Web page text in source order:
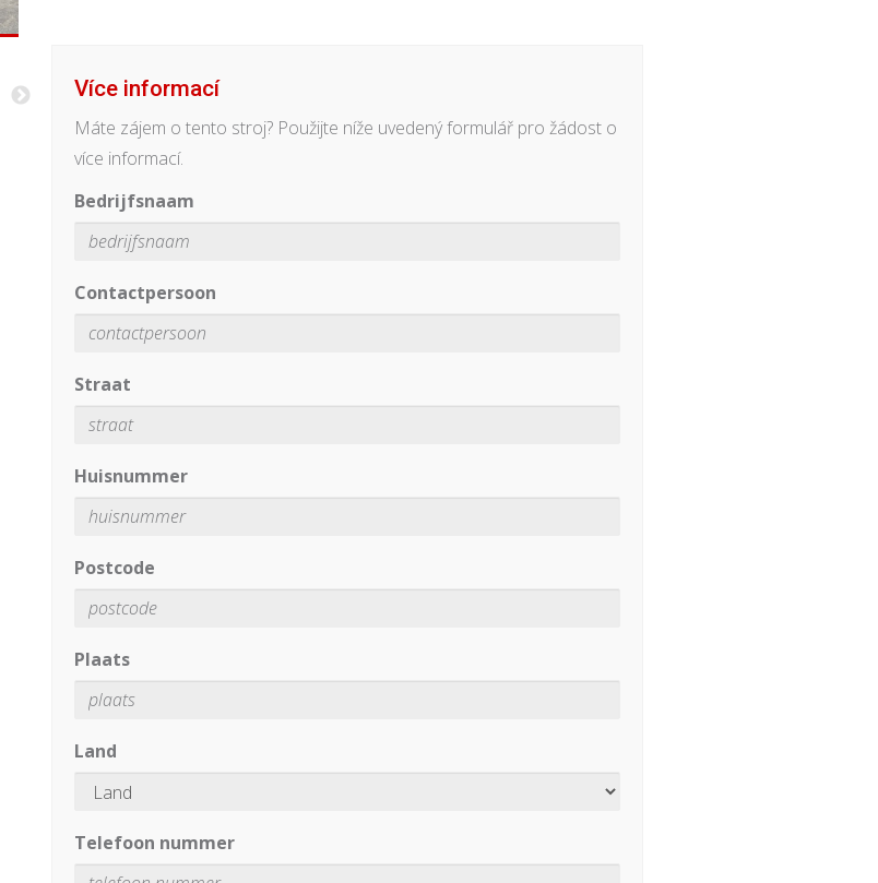
Více informací
Máte zájem o tento stroj? Použijte níže uvedený formulář pro žádost o
více informací.
Bedrijfsnaam
Contactpersoon
Straat
Huisnummer
Postcode
Plaats
Land
Telefoon nummer